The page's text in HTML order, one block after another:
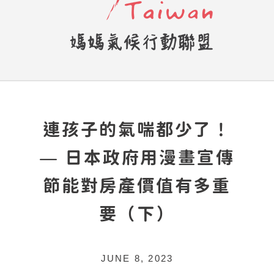
連孩子的氣喘都少了！
— 日本政府用漫畫宣傳
節能對房產價值有多重
要（下）
JUNE 8, 2023